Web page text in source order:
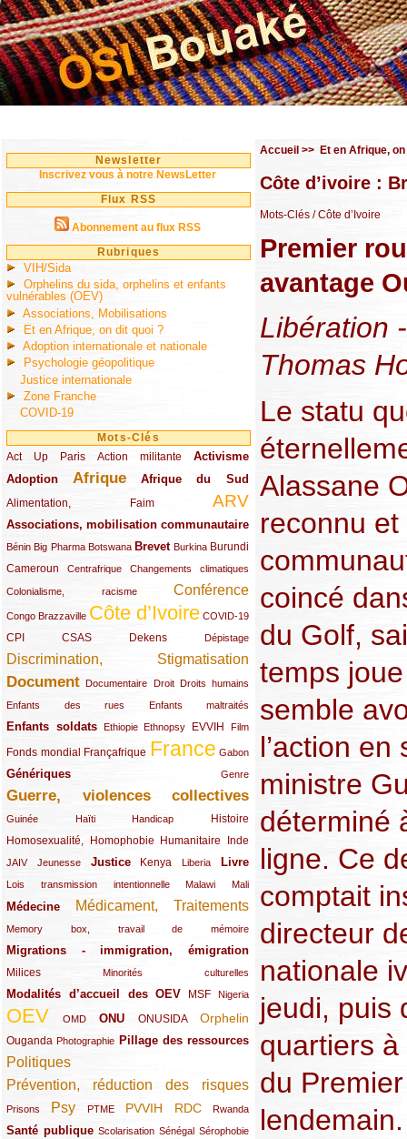
Newsletter
Inscrivez vous à notre NewsLetter
Flux RSS
Abonnement au flux RSS
Rubriques
VIH/Sida
Orphelins du sida, orphelins et enfants
vulnérables (OEV)
Associations, Mobilisations
Et en Afrique, on dit quoi ?
Adoption internationale et nationale
Psychologie géopolitique
Justice internationale
Zone Franche
COVID-19
Mots-Clés
Act Up Paris
(49/289) Action militante
(32/289) Activisme
(73/289)
Adoption
(82/289) Afrique
(161/289) Afrique du Sud
(73/289)
Alimentation, Faim
(48/289) ARV
(203/289)
Associations, mobilisation communautaire
(65/289)
Bénin
(13/289)Big Pharma
(16/289) Botswana
(9/289) Brevet
(83/289) Burkina
(18/289) Burundi
(30/289)
Cameroun
(47/289) Centrafrique
(23/289) Changements climatiques
(10/289)
Colonialisme, racisme
(19/289) Conférence
(118/289)
Congo Brazzaville
(24/289) Côte d’Ivoire
(263/289) COVID-19
(13/289)
CPI
(48/289) CSAS
(32/289) Dekens
(29/289) Dépistage
(19/289)
Discrimination, Stigmatisation
(131/289)
Document
(145/289) Documentaire
(9/289) Droit
(20/289) Droits humains
(22/289)
Enfants des rues
(21/289) Enfants maltraités
(10/289)
Enfants soldats
(68/289) Ethiopie
(12/289) Ethnopsy
(15/289) EVVIH
(55/289) Film
(22/289)
Fonds mondial
(48/289) Françafrique
(39/289) France
(289/289) Gabon
(12/289)
Génériques
(59/289) Genre
(22/289)
Guerre, violences collectives
(149/289)
Guinée
(12/289) Haïti
(15/289) Handicap
(10/289) Histoire
(49/289)
Homosexualité, Homophobie
(44/289) Humanitaire
(47/289) Inde
(34/289)
JAIV
(10/289)Jeunesse
(21/289) Justice
(65/289) Kenya
(35/289) Liberia
(25/289) Livre
(62/289)
Lois transmission intentionnelle
(24/289) Malawi
(11/289) Mali
(21/289)
Médecine
(62/289) Médicament, Traitements
(142/289)
Memory box, travail de mémoire
(11/289)
Migrations - immigration, émigration
(67/289)
Milices
(34/289) Minorités culturelles
(15/289)
Modalités d’accueil des OEV
(58/289) MSF
(54/289) Nigeria
(27/289)
OEV
(269/289) OMD
(26/289) ONU
(58/289) ONUSIDA
(44/289) Orphelin
(112/289)
Ouganda
(29/289) Photographie
(27/289) Pillage des ressources
(77/289)
Politiques
(120/289)
Prévention, réduction des risques
(131/289)
Prisons
(22/289) Psy
(119/289) PTME
(12/289) PVVIH
(111/289) RDC
(104/289) Rwanda
(23/289)
Santé publique
(59/289) Scolarisation
(9/289) Sénégal
(13/289) Sérophobie
(19/289)
Accueil >> Et en Afrique,
Côte d’ivoire :
Mots-Clés / Côte d’Ivoire
Premier
avantage
Libération
Thomas
Le statu
Alassane
reconnu
coincé
du Golf,
temps
semble
l’action
ministre
déterminé
ligne. Ce
comptait
directeur
nationale
jeudi, puis
quartiers
du